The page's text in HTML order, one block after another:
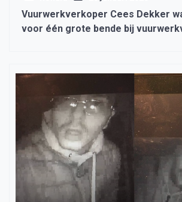
Vuurwerkverkoper Cees Dekker
voor één grote bende bij